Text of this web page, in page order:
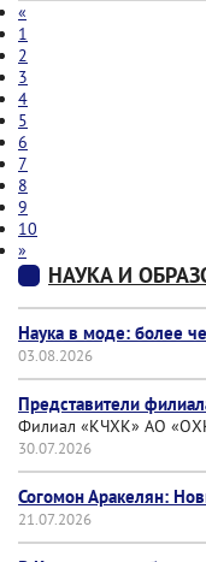
«
1
2
3
4
5
6
7
8
9
10
»
НАУКА И
Наука в моде: более
03.08.2026
Представители
Филиал «КЧХК» АО «ОХК
30.07.2026
Согомон Аракелян:
21.07.2026